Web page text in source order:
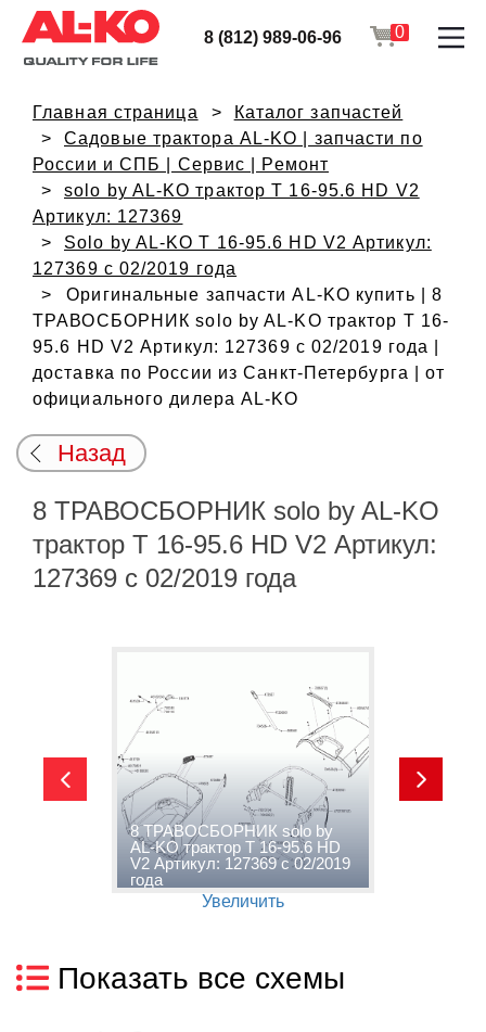
8 (812) 989-06-96 0
Главная страница
Каталог запчастей
Садовые трактора AL-KO | запчасти по
России и СПБ | Сервис | Ремонт
solo by AL-KO трактор T 16-95.6 HD V2
Артикул: 127369
Solo by AL-KO T 16-95.6 HD V2 Артикул:
127369 с 02/2019 года
Оригинальные запчасти AL-KO купить | 8
ТРАВОСБОРНИК solo by AL-KO трактор T 16-
95.6 HD V2 Артикул: 127369 с 02/2019 года |
доставка по России из Санкт-Петербурга | от
официального дилера AL-KO
Назад
8 ТРАВОСБОРНИК solo by AL-KO
трактор T 16-95.6 HD V2 Артикул:
127369 с 02/2019 года
8 ТРАВОСБОРНИК solo by
AL-KO трактор T 16-95.6 HD
V2 Артикул: 127369 с 02/2019
года
Увеличить
Показать все схемы